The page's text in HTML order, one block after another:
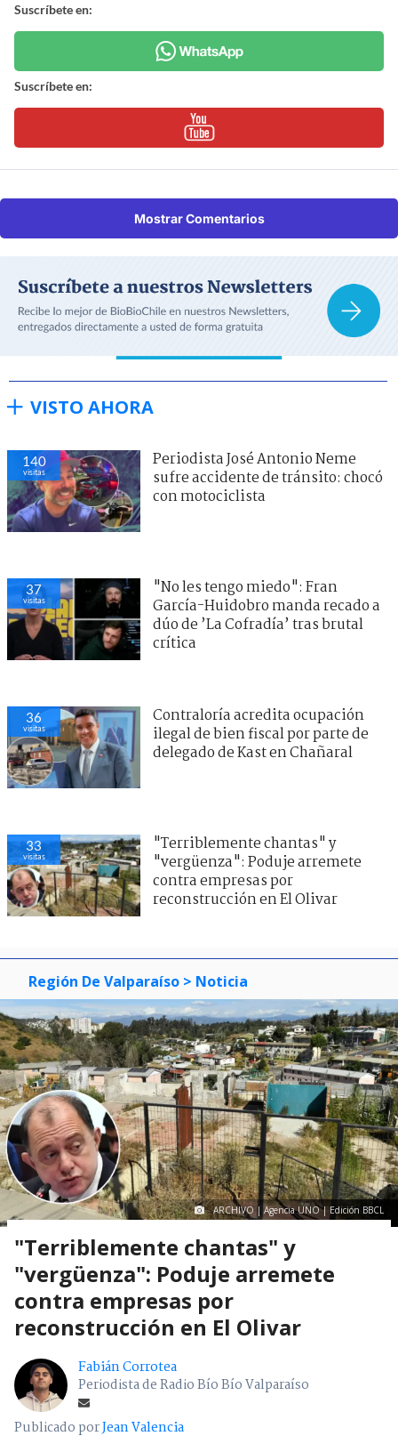
Suscríbete en:
Suscríbete en:
Mostrar Comentarios
VISTO AHORA
140
visitas
Periodista José Antonio Neme
sufre accidente de tránsito: chocó
con motociclista
37
visitas
"No les tengo miedo": Fran
García-Huidobro manda recado a
dúo de ’La Cofradía’ tras brutal
crítica
36
visitas
Contraloría acredita ocupación
ilegal de bien fiscal por parte de
delegado de Kast en Chañaral
33
visitas
"Terriblemente chantas" y
"vergüenza": Poduje arremete
contra empresas por
reconstrucción en El Olivar
Región De Valparaíso > Noticia
ARCHIVO | Agencia UNO | Edición BBCL
"Terriblemente chantas" y
"vergüenza": Poduje arremete
contra empresas por
reconstrucción en El Olivar
Fabián Corrotea
Periodista de Radio Bío Bío Valparaíso
Publicado porJean Valencia